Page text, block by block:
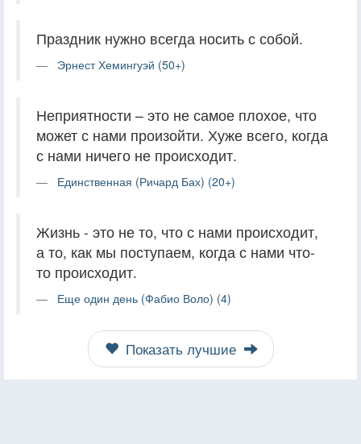
Праздник нужно всегда носить с собой.
Эрнест Хемингуэй (50+)
Неприятности – это не самое плохое, что
может с нами произойти. Хуже всего, когда
с нами ничего не происходит.
Единственная (Ричард Бах) (20+)
Жизнь - это не то, что с нами происходит,
а то, как мы поступаем, когда с нами что-
то происходит.
Еще один день (Фабио Воло) (4)
Показать лучшие